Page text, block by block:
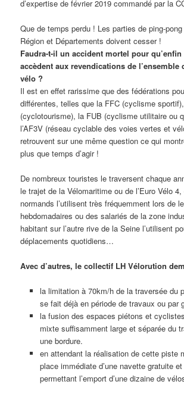
d’expertise de février 2019 commandé par la
Que de temps perdu ! Les parties de ping-
Région et Départements doivent cesser !
Faudra-t-il un accident mortel pour
accèdent aux revendications de l’ensemble
vélo ?
Il est en effet rarissime que des fédérations
différentes, telles que la FFC (cyclisme
(cyclotourisme), la FUB (cyclisme utilitaire ou
l’AF3V (réseau cyclable des voies vertes et
retrouvent sur une même question ce qui
plus que temps d’agir !
De nombreux touristes le traversent chaque
le trajet de la Vélomaritime ou de l’Euro Vélo
normands l’utilisent très fréquemment lors de
hebdomadaires ou des salariés de la zone
habitant sur l’autre rive de la Seine l’utilisent
déplacements quotidiens…
Avec d’autres, le collectif LH Vélorution
la limitation à 70km/h de la traversée du
se fait déjà en période de travaux ou par
la fusion des espaces piétons et
mixte suffisamment large et séparée du
une bordure.
en attendant la réalisation de cette piste
place immédiate d’une navette gratuite
permettant l’emport d’une dizaine de